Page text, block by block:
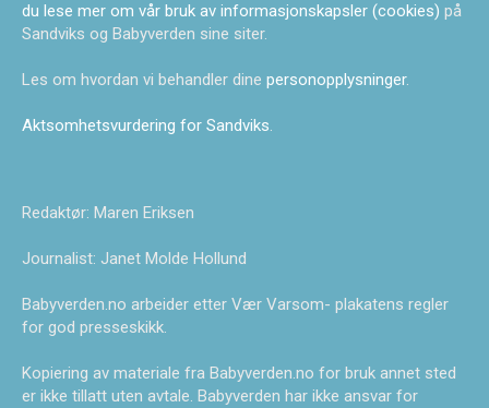
du lese mer om vår bruk av informasjonskapsler (cookies) på
Sandviks og Babyverden sine siter.
Les om hvordan vi behandler dine personopplysninger.
Aktsomhetsvurdering for Sandviks.
Redaktør: Maren Eriksen
Journalist: Janet Molde Hollund
Babyverden.no arbeider etter Vær Varsom- plakatens regler
for god presseskikk.
Kopiering av materiale fra Babyverden.no for bruk annet sted
er ikke tillatt uten avtale. Babyverden har ikke ansvar for